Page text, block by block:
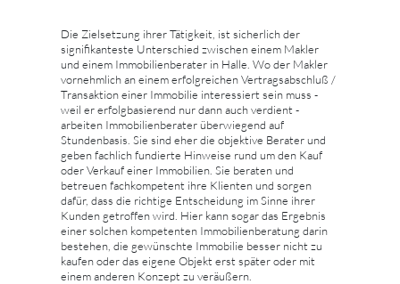
Die Zielsetzung ihrer Tätigkeit, ist sicherlich der
signifikanteste Unterschied zwischen einem Makler
und einem Immobilienberater in Halle. Wo der Makler
vornehmlich an einem erfolgreichen Vertragsabschluß /
Transaktion einer Immobilie interessiert sein muss -
weil er erfolgbasierend nur dann auch verdient -
arbeiten Immobilienberater überwiegend auf
Stundenbasis. Sie sind eher die objektive Berater und
geben fachlich fundierte Hinweise rund um den Kauf
oder Verkauf einer Immobilien. Sie beraten und
betreuen fachkompetent ihre Klienten und sorgen
dafür, dass die richtige Entscheidung im Sinne ihrer
Kunden getroffen wird. Hier kann sogar das Ergebnis
einer solchen kompetenten Immobilienberatung darin
bestehen, die gewünschte Immobilie besser nicht zu
kaufen oder das eigene Objekt erst später oder mit
einem anderen Konzept zu veräußern.